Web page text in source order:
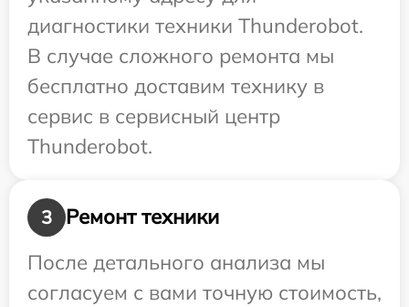
диагностики техники Thunderobot.
В случае сложного ремонта мы
бесплатно доставим технику в
сервис в сервисный центр
Thunderobot.
3
Ремонт техники
После детального анализа мы
согласуем с вами точную стоимость,